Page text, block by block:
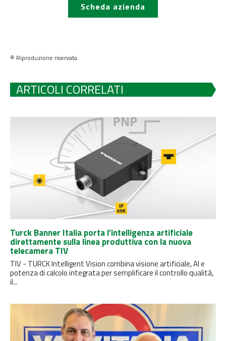
Scheda azienda
© Riproduzione riservata
ARTICOLI CORRELATI
Turck Banner Italia porta l’intelligenza artificiale
direttamente sulla linea produttiva con la nuova
telecamera TIV
TIV - TURCK Intelligent Vision combina visione artificiale, AI e
potenza di calcolo integrata per semplificare il controllo qualità,
il...